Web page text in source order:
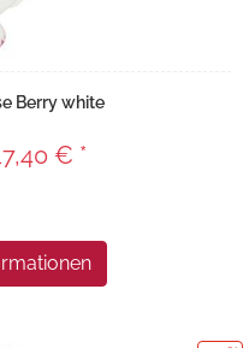
Berry white
€ *